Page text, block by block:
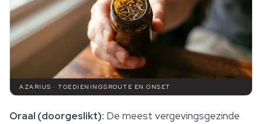
AZARIUS · TOEDIENINGSROUTE EN ONSET
Oraal (doorgeslikt): De meest vergevingsgezinde